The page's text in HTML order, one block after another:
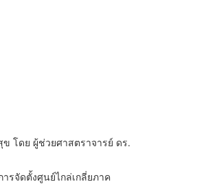
โดย ผู้ช่วยศาสตราจารย์ ดร.
รจัดตั้งศูนย์ไกล่เกลี่ยภาค